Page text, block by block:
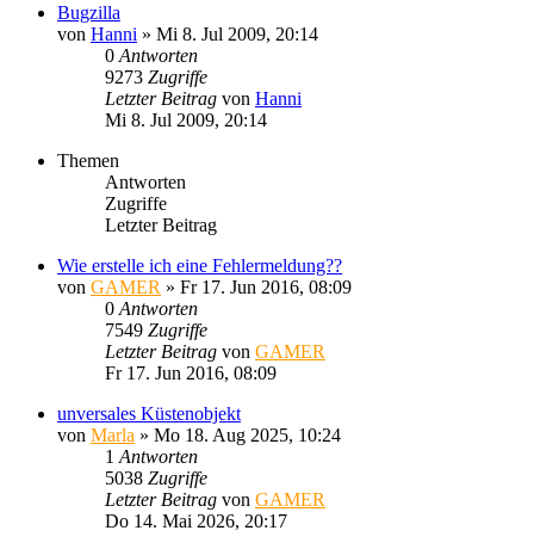
Bugzilla
von Hanni » Mi 8. Jul 2009, 20:14
0 Antworten
9273 Zugriffe
Letzter Beitrag von Hanni
Mi 8. Jul 2009, 20:14
Themen
Antworten
Zugriffe
Letzter Beitrag
Wie erstelle ich eine Fehlermeldung??
von GAMER » Fr 17. Jun 2016, 08:09
0 Antworten
7549 Zugriffe
Letzter Beitrag von GAMER
Fr 17. Jun 2016, 08:09
unversales Küstenobjekt
von Marla » Mo 18. Aug 2025, 10:24
1 Antworten
5038 Zugriffe
Letzter Beitrag von GAMER
Do 14. Mai 2026, 20:17